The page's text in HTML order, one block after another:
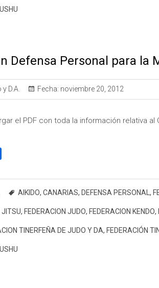
r
Defensa Personal para la
D.A. Fecha: noviembre 20, 2012
el PDF con toda la información relativa
m
r
t
r
AIKIDO, CANARIAS, DEFENSA PERSONAL ,
JITSU, FEDERACION JUDO, FEDERACION KENDO,
TINERFEÑA DE JUDO Y DA, FEDERACIÓN